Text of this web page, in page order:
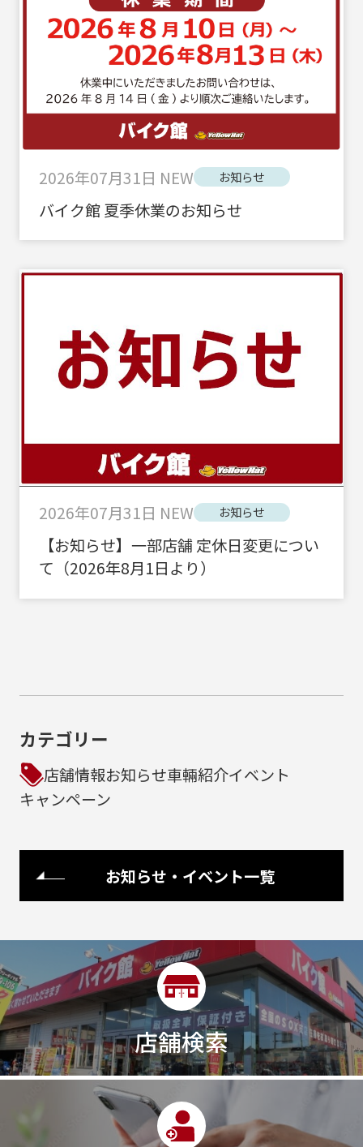
2026年07月31日 NEW お知らせ
バイク館 夏季休業のお知らせ
2026年07月31日 NEW お知らせ
【お知らせ】一部店舗 定休日変更につい
て（2026年8月1日より）
カテゴリー
店舗情報お知らせ車輛紹介イベント
キャンペーン
お知らせ・イベント一覧
店舗検索